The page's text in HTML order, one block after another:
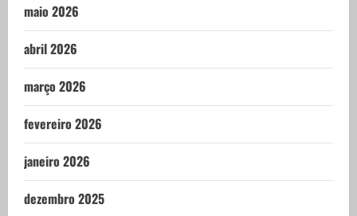
maio 2026
abril 2026
março 2026
fevereiro 2026
janeiro 2026
dezembro 2025